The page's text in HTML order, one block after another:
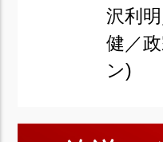
沢利
健／
ン)